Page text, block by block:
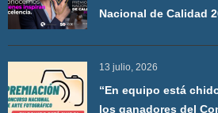
Nacional de Calidad
13 julio, 2026
“En equipo está
los ganadores del